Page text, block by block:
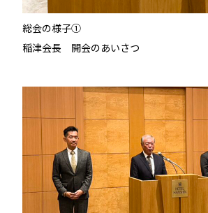
総会の様子①
稲津会長 開会のあいさつ